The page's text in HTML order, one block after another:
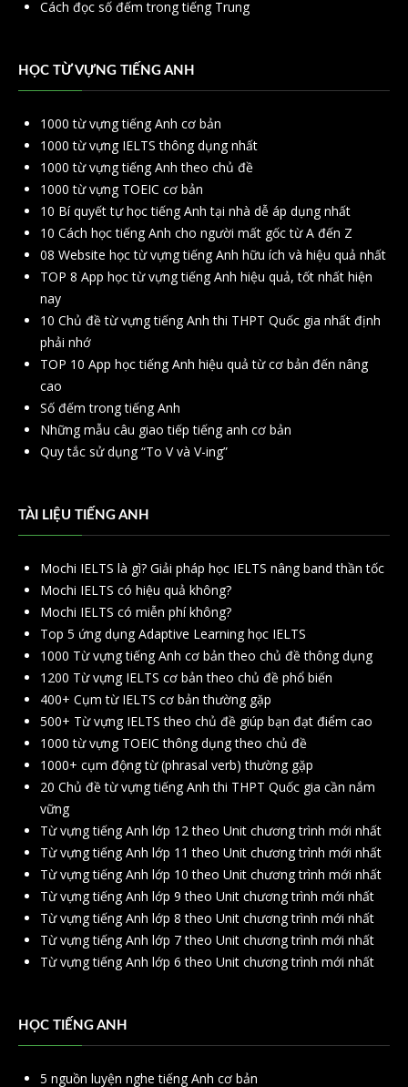
Cách đọc số đếm trong tiếng Trung
HỌC TỪ VỰNG TIẾNG ANH
1000 từ vựng tiếng Anh cơ bản
1000 từ vựng IELTS thông dụng nhất
1000 từ vựng tiếng Anh theo chủ đề
1000 từ vựng TOEIC cơ bản
10 Bí quyết tự học tiếng Anh tại nhà dễ áp dụng nhất
10 Cách học tiếng Anh cho người mất gốc từ A đến Z
08 Website học từ vựng tiếng Anh hữu ích và hiệu quả nhất
TOP 8 App học từ vựng tiếng Anh hiệu quả, tốt nhất hiện
nay
10 Chủ đề từ vựng tiếng Anh thi THPT Quốc gia nhất định
phải nhớ
TOP 10 App học tiếng Anh hiệu quả từ cơ bản đến nâng
cao
Số đếm trong tiếng Anh
Những mẫu câu giao tiếp tiếng anh cơ bản
Quy tắc sử dụng “To V và V-ing”
TÀI LIỆU TIẾNG ANH
Mochi IELTS là gì? Giải pháp học IELTS nâng band thần tốc
Mochi IELTS có hiệu quả không?
Mochi IELTS có miễn phí không?
Top 5 ứng dụng Adaptive Learning học IELTS
1000 Từ vựng tiếng Anh cơ bản theo chủ đề thông dụng
1200 Từ vựng IELTS cơ bản theo chủ đề phổ biến
400+ Cụm từ IELTS cơ bản thường gặp
500+ Từ vựng IELTS theo chủ đề giúp bạn đạt điểm cao
1000 từ vựng TOEIC thông dụng theo chủ đề
1000+ cụm động từ (phrasal verb) thường gặp
20 Chủ đề từ vựng tiếng Anh thi THPT Quốc gia cần nắm
vững
Từ vựng tiếng Anh lớp 12 theo Unit chương trình mới nhất
Từ vựng tiếng Anh lớp 11 theo Unit chương trình mới nhất
Từ vựng tiếng Anh lớp 10 theo Unit chương trình mới nhất
Từ vựng tiếng Anh lớp 9 theo Unit chương trình mới nhất
Từ vựng tiếng Anh lớp 8 theo Unit chương trình mới nhất
Từ vựng tiếng Anh lớp 7 theo Unit chương trình mới nhất
Từ vựng tiếng Anh lớp 6 theo Unit chương trình mới nhất
HỌC TIẾNG ANH
5 nguồn luyện nghe tiếng Anh cơ bản